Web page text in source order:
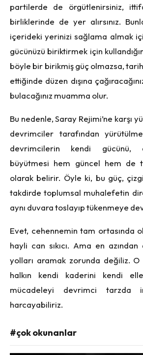
partilerde de örgütlenirsiniz,
birliklerinde de yer alırsınız.
içerideki yerinizi sağlama almak
gücünüzü biriktirmek için
böyle bir birikmiş güç olmazsa,
ettiğinde düzen dışına
bulacağınız muamma olur.
Bu nedenle, Saray Rejimi’ne karşı
devrimciler tarafından
devrimcilerin kendi gücünü,
büyütmesi hem güncel hem de
olarak belirir. Öyle ki, bu güç,
takdirde toplumsal muhalefetin
aynı duvara toslayıp tükenmeye
Evet, cehennemin tam ortasında
hayli can sıkıcı. Ama en
yolları aramak zorunda değiliz.
halkın kendi kaderini kendi
mücadeleyi devrimci tarzda
harcayabiliriz.
#çok okunanlar